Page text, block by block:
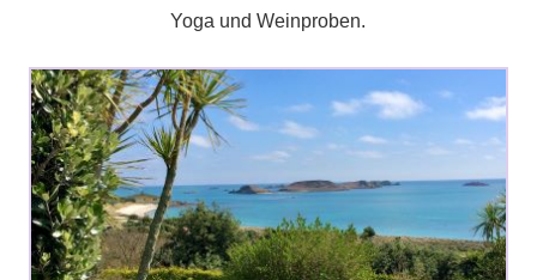
Yoga und Weinproben.